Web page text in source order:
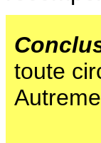
toute